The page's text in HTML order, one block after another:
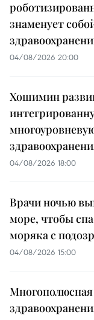
знаменует
04/08/2026 20:00
Хошимин
04/08/2026 18:00
Врачи ночью
море, чтобы
моряка с
04/08/2026 15:00
Многополюсная